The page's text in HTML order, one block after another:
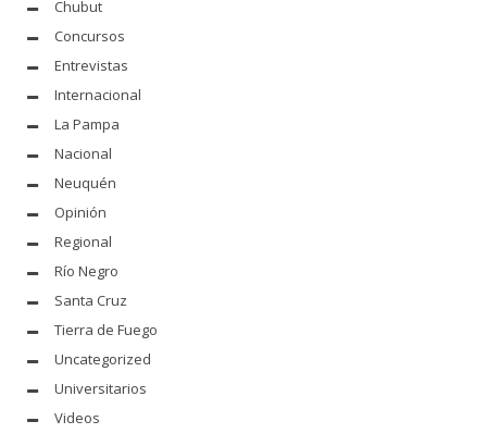
Chubut
Concursos
Entrevistas
Internacional
La Pampa
Nacional
Neuquén
Opinión
Regional
Río Negro
Santa Cruz
Tierra de Fuego
Uncategorized
Universitarios
Videos